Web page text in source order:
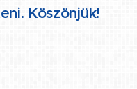
Köszönjük!